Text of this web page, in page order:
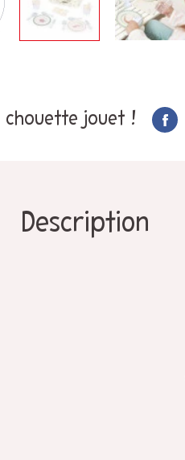
chouette jouet !
Description